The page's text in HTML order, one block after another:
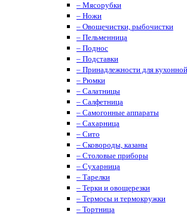
– Мясорубки
– Ножи
– Овощечистки, рыбочистки
– Пельменница
– Поднос
– Подставки
– Принадлежности для
– Рюмки
– Салатницы
– Салфетница
– Самогонные аппараты
– Сахарница
– Сито
– Сковороды, казаны
– Столовые приборы
– Сухарница
– Тарелки
– Терки и овощерезки
– Термосы и термокружки
– Тортница